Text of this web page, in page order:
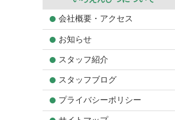
会社概要・アクセス
お知らせ
スタッフ紹介
スタッフブログ
プライバシーポリシー